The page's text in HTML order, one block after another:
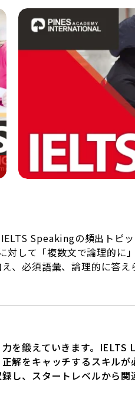
Speakingの頻出トピ
対して「複数文で論理的に
、必須語彙、論理的に答
を鍛えていきます。
解をキャッチするスキル
し、スタートレベルから